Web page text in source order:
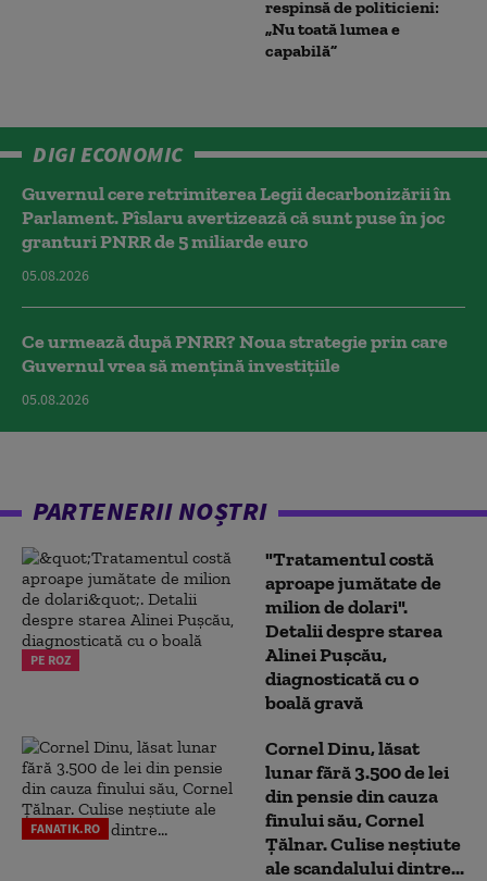
respinsă de politicieni:
„Nu toată lumea e
capabilă”
DIGI ECONOMIC
Guvernul cere retrimiterea Legii decarbonizării în
Parlament. Pîslaru avertizează că sunt puse în joc
granturi PNRR de 5 miliarde euro
05.08.2026
Ce urmează după PNRR? Noua strategie prin care
Guvernul vrea să mențină investițiile
05.08.2026
PARTENERII NOȘTRI
PE ROZ
"Tratamentul costă
aproape jumătate de
milion de dolari".
Detalii despre starea
Alinei Pușcău,
diagnosticată cu o
boală gravă
FANATIK.RO
Cornel Dinu, lăsat
lunar fără 3.500 de lei
din pensie din cauza
finului său, Cornel
Țălnar. Culise neștiute
ale scandalului dintre...